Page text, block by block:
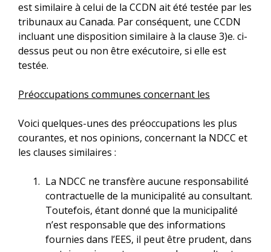
est similaire à celui de la CCDN ait été testée par les
tribunaux au Canada. Par conséquent, une CCDN
incluant une disposition similaire à la clause 3)e. ci-
dessus peut ou non être exécutoire, si elle est
testée.
Préoccupations communes concernant les
Voici quelques-unes des préoccupations les plus
courantes, et nos opinions, concernant la NDCC et
les clauses similaires :
La NDCC ne transfère aucune responsabilité
contractuelle de la municipalité au consultant.
Toutefois, étant donné que la municipalité
n’est responsable que des informations
fournies dans l’EES, il peut être prudent, dans